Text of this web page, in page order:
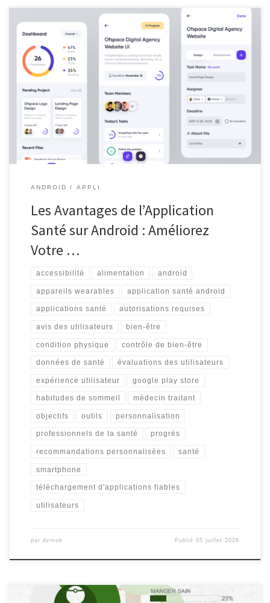
Application Santé Android Les Avantages des Applications de
Santé sur Android Les applications de santé sur Android sont
devenues des outils essentiels pour les utilisateurs soucieux de
leur bien-être. Que ce soit pour suivre leur condition physique,
gérer leur alimentation ou surveiller leurs habitudes de sommeil,
ces applications offrent une […]
ANDROID APPLI
Les Avantages de l’Application
Santé sur Android : Améliorez
Votre …
accessibilité alimentation android
appareils wearables application santé android
applications santé autorisations requises
avis des utilisateurs bien-être
condition physique contrôle de bien-être
données de santé évaluations des utilisateurs
expérience utilisateur google play store
habitudes de sommeil médecin traitant
objectifs outils personnalisation
professionnels de la santé progrès
recommandations personnalisées santé
smartphone
téléchargement d'applications fiables
utilisateurs
par dzmob Publié05 juillet 2026